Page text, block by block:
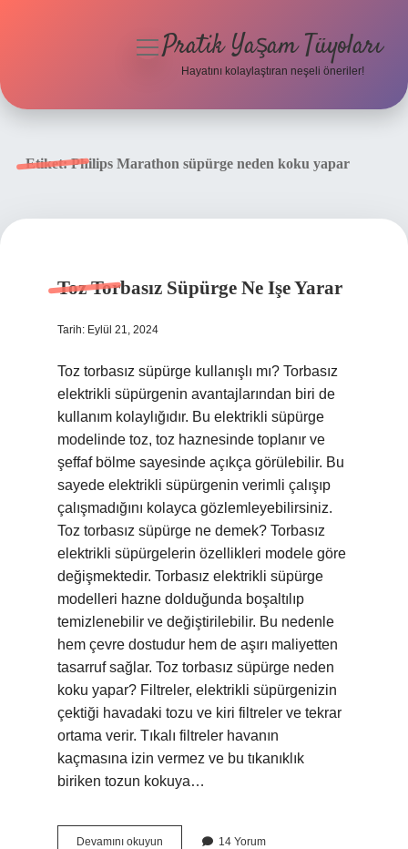
menüyü
Pratik Yaşam Tüyoları
Hayatını kolaylaştıran neşeli öneriler!
Etiket:Philips Marathon süpürge neden koku yapar
Toz Torbasız Süpürge Ne Işe Yarar
Tarih: Eylül 21, 2024
Toz torbasız süpürge kullanışlı mı? Torbasız
elektrikli süpürgenin avantajlarından biri de
kullanım kolaylığıdır. Bu elektrikli süpürge
modelinde toz, toz haznesinde toplanır ve
şeffaf bölme sayesinde açıkça görülebilir. Bu
sayede elektrikli süpürgenin verimli çalışıp
çalışmadığını kolayca gözlemleyebilirsiniz.
Toz torbasız süpürge ne demek? Torbasız
elektrikli süpürgelerin özellikleri modele göre
değişmektedir. Torbasız elektrikli süpürge
modelleri hazne dolduğunda boşaltılıp
temizlenebilir ve değiştirilebilir. Bu nedenle
hem çevre dostudur hem de aşırı maliyetten
tasarruf sağlar. Toz torbasız süpürge neden
koku yapar? Filtreler, elektrikli süpürgenizin
çektiği havadaki tozu ve kiri filtreler ve tekrar
ortama verir. Tıkalı filtreler havanın
kaçmasına izin vermez ve bu tıkanıklık
biriken tozun kokuya…
Devamını okuyun 14 Yorum